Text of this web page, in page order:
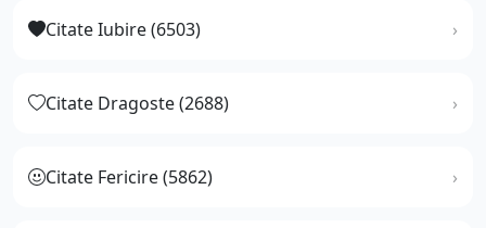
Citate Iubire (6503)
Citate Dragoste (2688)
Citate Fericire (5862)